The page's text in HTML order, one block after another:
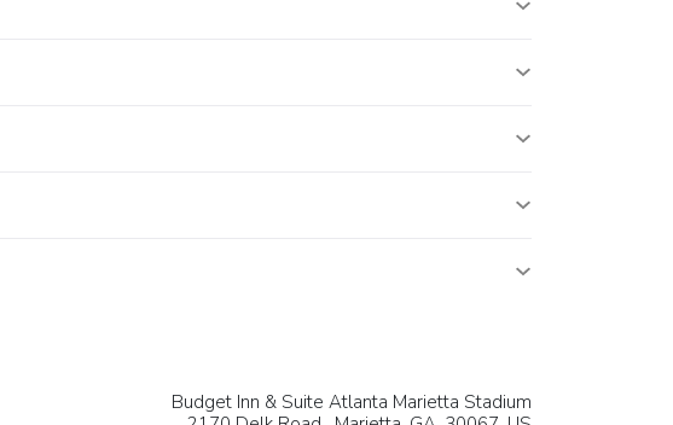
Budget Inn & Suite Atlanta Marietta Stadium